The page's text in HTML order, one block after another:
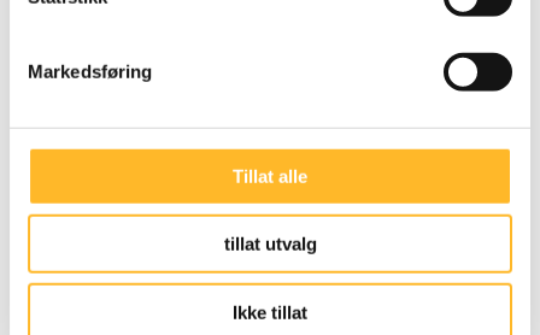
Markedsføring
Tillat alle
tillat utvalg
Ikke tillat
ALDERISME
Jeg fant at de eldste intervjuobjektene var
beinøffe mot sin egen aldersgruppe, sier Tone
Merete Løwen.